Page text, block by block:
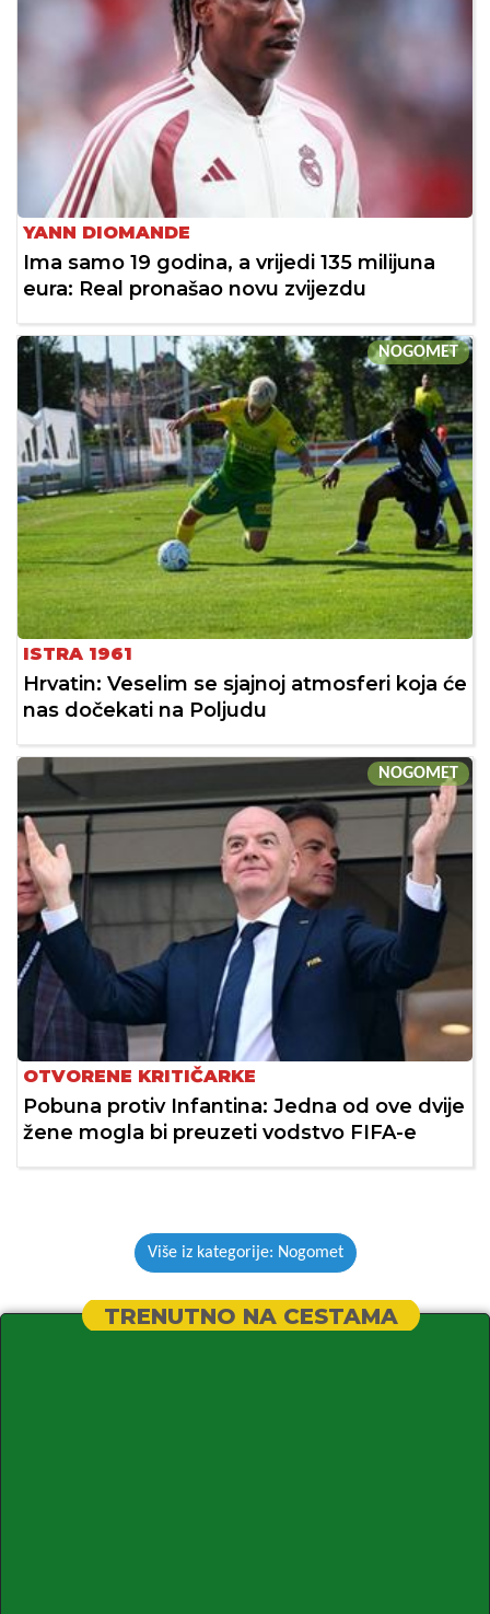
YANN DIOMANDE
Ima samo 19 godina, a vrijedi 135 milijuna
eura: Real pronašao novu zvijezdu
NOGOMET
ISTRA 1961
Hrvatin: Veselim se sjajnoj atmosferi koja će
nas dočekati na Poljudu
NOGOMET
OTVORENE KRITIČARKE
Pobuna protiv Infantina: Jedna od ove dvije
žene mogla bi preuzeti vodstvo FIFA-e
Više iz kategorije: Nogomet
TRENUTNO NA CESTAMA